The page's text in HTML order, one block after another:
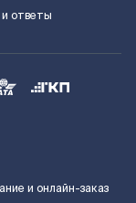
ответы
и онлайн-заказ